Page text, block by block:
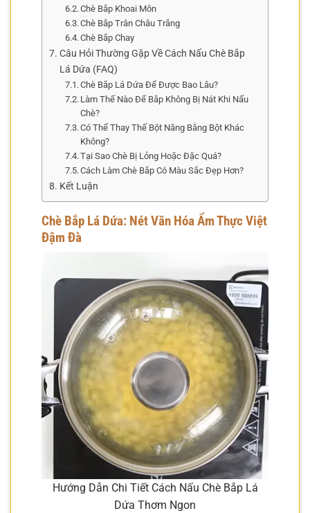
Chè Bắp Khoai Môn
Chè Bắp Trân Châu Trắng
Chè Bắp Chay
Câu Hỏi Thường Gặp Về Cách Nấu Chè Bắp
Lá Dứa (FAQ)
Chè Bắp Lá Dứa Để Được Bao Lâu?
Làm Thế Nào Để Bắp Không Bị Nát Khi Nấu
Chè?
Có Thể Thay Thế Bột Năng Bằng Bột Khác
Không?
Tại Sao Chè Bị Lỏng Hoặc Đặc Quá?
Cách Làm Chè Bắp Có Màu Sắc Đẹp Hơn?
Kết Luận
Chè Bắp Lá Dứa: Nét Văn Hóa Ẩm Thực Việt
Đậm Đà
Hướng Dẫn Chi Tiết Cách Nấu Chè Bắp Lá
Dứa Thơm Ngon